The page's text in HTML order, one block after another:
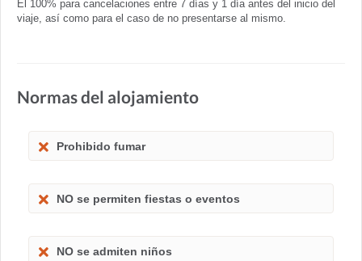
El 100% para cancelaciones entre 7 días y 1 día antes del inicio del
viaje, así como para el caso de no presentarse al mismo.
Normas del alojamiento
Prohibido fumar
NO se permiten fiestas o eventos
NO se admiten niños